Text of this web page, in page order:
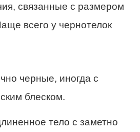
связанные с размером
всего у чернотелок
черные, иногда с
блеском.
тело с заметно